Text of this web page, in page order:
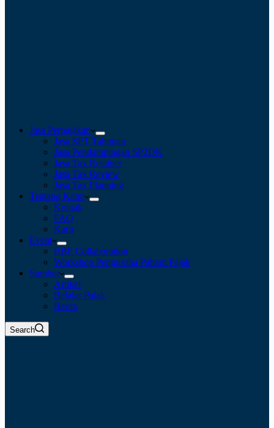
Jasa Perpajakan
Jasa SPT Tahunan
Jasa Pendampingan SP2DK
Jasa Tax Retainer
Jasa Tax Review
Jasa Tax Planning
Tentang Kami
Kontak
FAQ
Karir
Event
BBF Collaboration
Workshop Pengusaha Paham Pajak
Sumber
Artikel
Belajar Pajak
Berita
Search